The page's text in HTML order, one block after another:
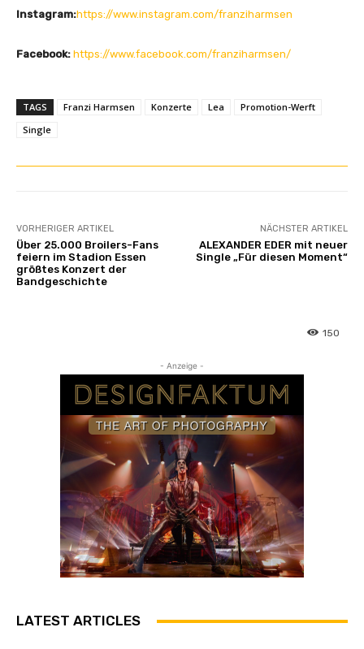
Instagram:https://www.instagram.com/franziharmsen
Facebook: https://www.facebook.com/franziharmsen/
TAGS Franzi Harmsen Konzerte Lea
Promotion-Werft
Single
VORHERIGER ARTIKEL
Über 25.000 Broilers-Fans
feiern im Stadion Essen
größtes Konzert der
Bandgeschichte
NÄCHSTER ARTIKEL
ALEXANDER EDER mit neuer
Single „Für diesen Moment“
150
- Anzeige -
LATEST ARTICLES